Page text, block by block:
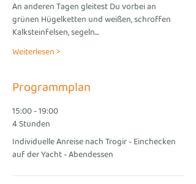
An anderen Tagen gleitest Du vorbei an
grünen Hügelketten und weißen, schroffen
Kalksteinfelsen, segeln…
Weiterlesen >
Programmplan
15:00 - 19:00
4 Stunden
Individuelle Anreise nach Trogir - Einchecken
auf der Yacht - Abendessen